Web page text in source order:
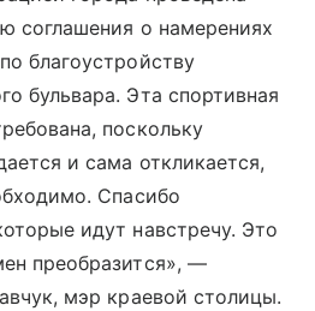
соглашения о намерениях
благоустройству
бульвара. Эта спортивная
поскольку
и сама откликается,
Спасибо
идут навстречу. Это
преобразится», —
мэр краевой столицы.